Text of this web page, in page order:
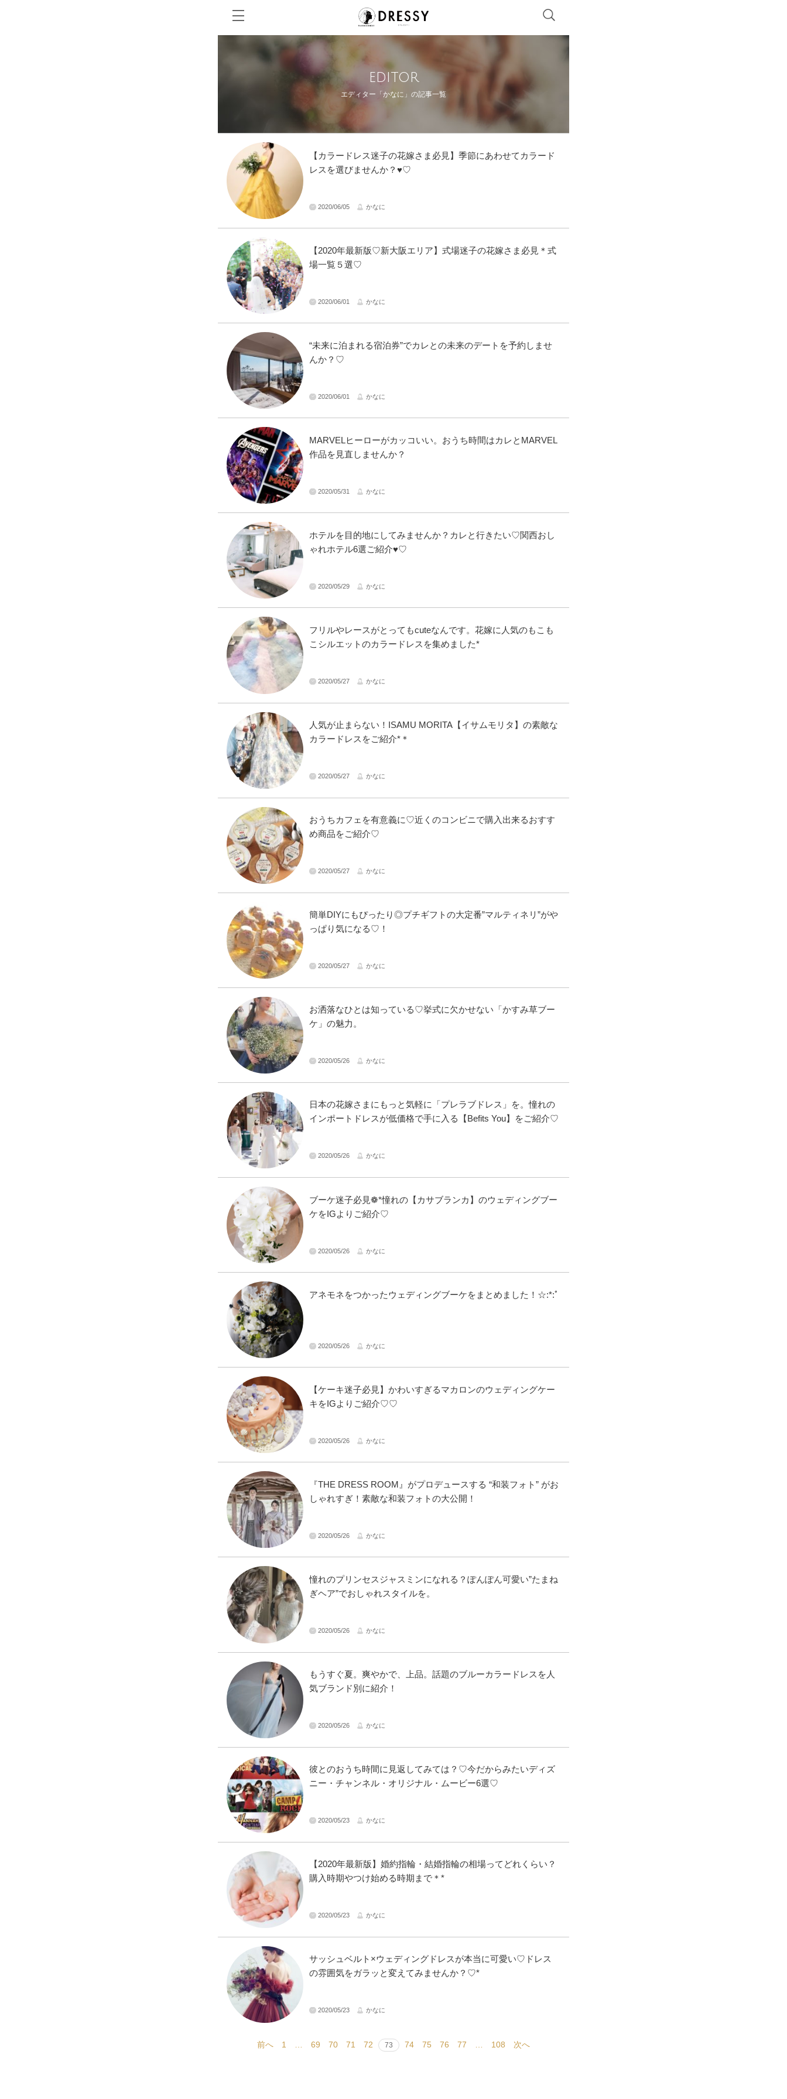
editor
エディター「かなに」の記事一覧
【カラードレス迷子の花嫁さま必見】季節にあわせてカラード
レスを選びませんか？♥♡
2020/06/05 かなに
【2020年最新版♡新大阪エリア】式場迷子の花嫁さま必見＊式
場一覧５選♡
2020/06/01 かなに
“未来に泊まれる宿泊券”でカレとの未来のデートを予約しませ
んか？♡
2020/06/01 かなに
MARVELヒーローがカッコいい。おうち時間はカレとMARVEL
作品を見直しませんか？
2020/05/31 かなに
ホテルを目的地にしてみませんか？カレと行きたい♡関西おし
ゃれホテル6選ご紹介♥♡
2020/05/29 かなに
フリルやレースがとってもcuteなんです。花嫁に人気のもこも
こシルエットのカラードレスを集めました*
2020/05/27 かなに
人気が止まらない！ISAMU MORITA【イサムモリタ】の素敵な
カラードレスをご紹介*＊
2020/05/27 かなに
おうちカフェを有意義に♡近くのコンビニで購入出来るおすす
め商品をご紹介♡
2020/05/27 かなに
簡単DIYにもぴったり◎プチギフトの大定番”マルティネリ”がや
っぱり気になる♡！
2020/05/27 かなに
お洒落なひとは知っている♡挙式に欠かせない「かすみ草ブー
ケ」の魅力。
2020/05/26 かなに
日本の花嫁さまにもっと気軽に「プレラブドレス」を。憧れの
インポートドレスが低価格で手に入る【Befits You】をご紹介♡
2020/05/26 かなに
ブーケ迷子必見❁*憧れの【カサブランカ】のウェディングブー
ケをIGよりご紹介♡
2020/05/26 かなに
アネモネをつかったウェディングブーケをまとめました！☆:*:ﾟ
2020/05/26 かなに
【ケーキ迷子必見】かわいすぎるマカロンのウェディングケー
キをIGよりご紹介♡♡
2020/05/26 かなに
『THE DRESS ROOM』がプロデュースする “和装フォト” がお
しゃれすぎ！素敵な和装フォトの大公開！
2020/05/26 かなに
憧れのプリンセスジャスミンになれる？ぽんぽん可愛い”たまね
ぎヘア”でおしゃれスタイルを。
2020/05/26 かなに
もうすぐ夏。爽やかで、上品。話題のブルーカラードレスを人
気ブランド別に紹介！
2020/05/26 かなに
彼とのおうち時間に見返してみては？♡今だからみたいディズ
ニー・チャンネル・オリジナル・ムービー6選♡
2020/05/23 かなに
【2020年最新版】婚約指輪・結婚指輪の相場ってどれくらい？
購入時期やつけ始める時期まで＊*
2020/05/23 かなに
サッシュベルト×ウェディングドレスが本当に可愛い♡ドレス
の雰囲気をガラッと変えてみませんか？♡*
2020/05/23 かなに
前へ 1 69 70 71 72 73 74 75 76 77 108 次へ